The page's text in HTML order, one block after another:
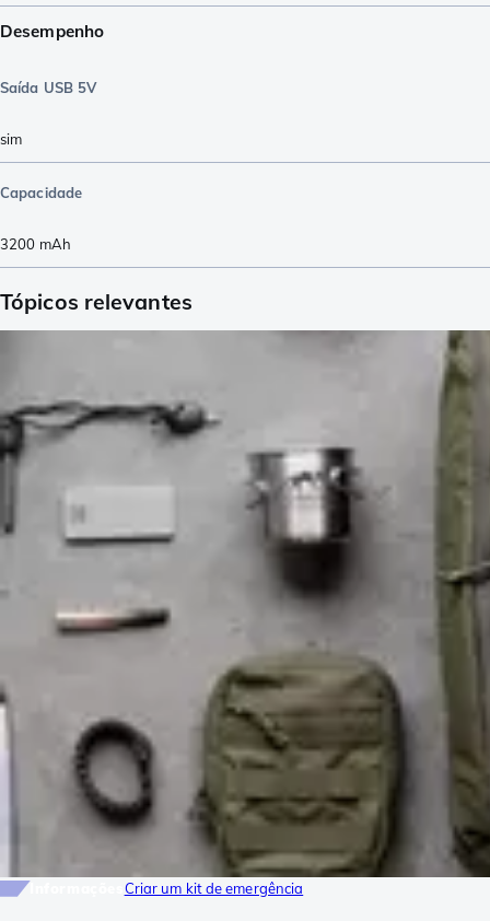
Desempenho
Saída USB 5V
sim
Capacidade
3200 mAh
Tópicos relevantes
Criar um kit de emergência